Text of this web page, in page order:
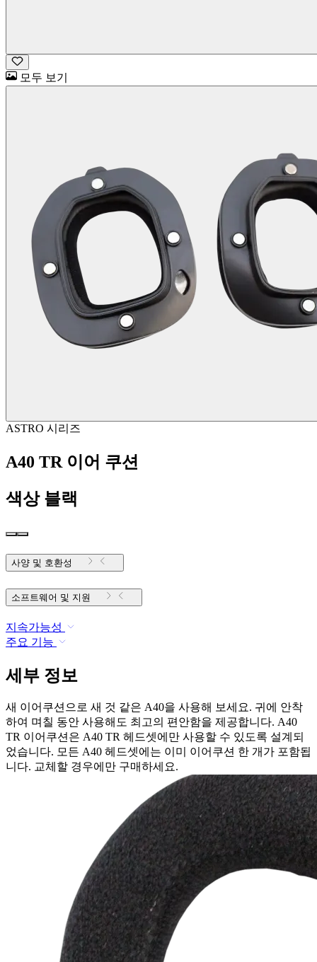
모두 보기
ASTRO 시리즈
A40 TR 이어 쿠션
색상 블랙
사양 및 호환성
소프트웨어 및 지원
지속가능성
주요 기능
세부 정보
새 이어쿠션으로 새 것 같은 A40을 사용해 보세요. 귀에 안착
하여 며칠 동안 사용해도 최고의 편안함을 제공합니다. A40
TR 이어쿠션은 A40 TR 헤드셋에만 사용할 수 있도록 설계되
었습니다. 모든 A40 헤드셋에는 이미 이어쿠션 한 개가 포함됩
니다. 교체할 경우에만 구매하세요.